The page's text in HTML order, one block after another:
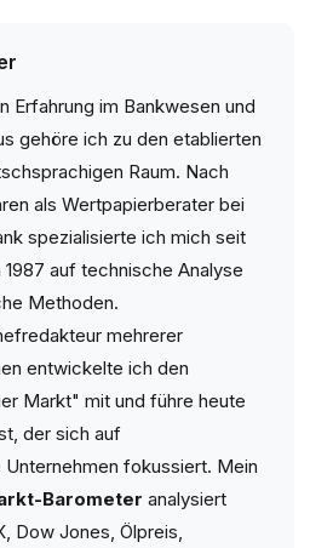
Erfahrung im Bankwesen und
gehöre ich zu den etablierten
Raum. Nach
als Wertpapierberater bei
spezialisierte ich mich seit
auf technische Analyse
Methoden.
mehrerer
entwickelte ich den
Markt" mit und führe heute
der sich auf
fokussiert. Mein
Barometer analysiert
Dow Jones, Ölpreis,